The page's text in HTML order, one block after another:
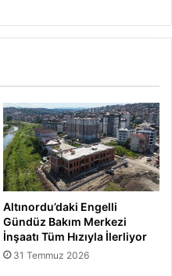
Altınordu’daki Engelli
Gündüz Bakım Merkezi
İnşaatı Tüm Hızıyla İlerliyor
31 Temmuz 2026